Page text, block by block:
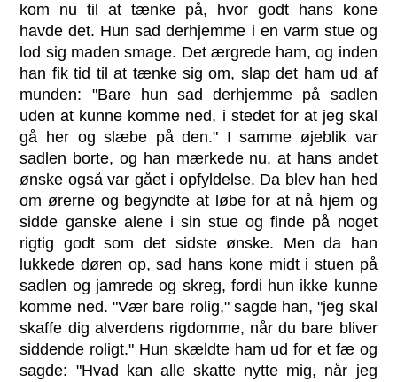
kom nu til at tænke på, hvor godt hans kone
havde det. Hun sad derhjemme i en varm stue og
lod sig maden smage. Det ærgrede ham, og inden
han fik tid til at tænke sig om, slap det ham ud af
munden: "Bare hun sad derhjemme på sadlen
uden at kunne komme ned, i stedet for at jeg skal
gå her og slæbe på den." I samme øjeblik var
sadlen borte, og han mærkede nu, at hans andet
ønske også var gået i opfyldelse. Da blev han hed
om ørerne og begyndte at løbe for at nå hjem og
sidde ganske alene i sin stue og finde på noget
rigtig godt som det sidste ønske. Men da han
lukkede døren op, sad hans kone midt i stuen på
sadlen og jamrede og skreg, fordi hun ikke kunne
komme ned. "Vær bare rolig," sagde han, "jeg skal
skaffe dig alverdens rigdomme, når du bare bliver
siddende roligt." Hun skældte ham ud for et fæ og
sagde: "Hvad kan alle skatte nytte mig, når jeg